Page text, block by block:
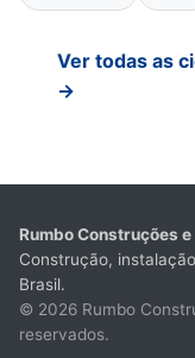
Ver todas as
→
Rumbo Construções
Construção,
Brasil.
© 2026 Rumbo
reservados.